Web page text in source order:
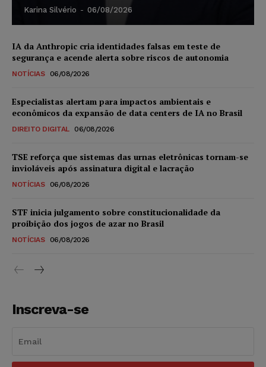
Karina Silvério - 06/08/2026
IA da Anthropic cria identidades falsas em teste de
segurança e acende alerta sobre riscos de autonomia
NOTÍCIAS 06/08/2026
Especialistas alertam para impactos ambientais e
econômicos da expansão de data centers de IA no Brasil
DIREITO DIGITAL 06/08/2026
TSE reforça que sistemas das urnas eletrônicas tornam-se
invioláveis após assinatura digital e lacração
NOTÍCIAS 06/08/2026
STF inicia julgamento sobre constitucionalidade da
proibição dos jogos de azar no Brasil
NOTÍCIAS 06/08/2026
Inscreva-se